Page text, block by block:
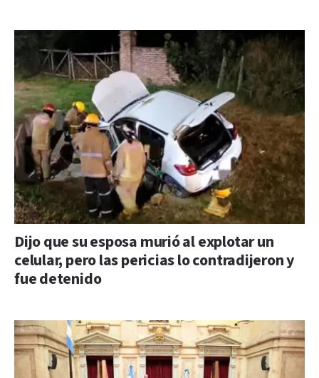
Dijo que su esposa murió al explotar un
celular, pero las pericias lo contradijeron y
fue detenido